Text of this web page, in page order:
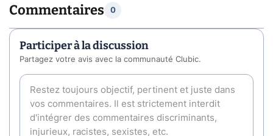
Commentaires 0
Participer à la discussion
Partagez votre avis avec la communauté Clubic.